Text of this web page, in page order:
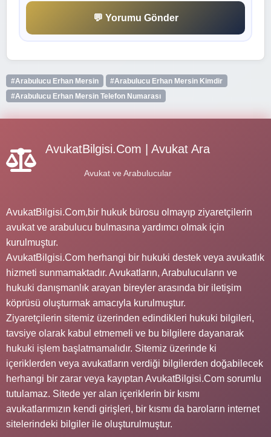
💬 Yorumu Gönder
#Arabulucu Erhan Mersin
#Arabulucu Erhan Mersin Kimdir
#Arabulucu Erhan Mersin Telefon Numarası
AvukatBilgisi.Com | Avukat Ara
Avukat ve Arabulucular
AvukatBilgisi.Com,bir hukuk bürosu olmayıp ziyaretçilerin
avukat ve arabulucu bulmasına yardımcı olmak için
kurulmuştur.
AvukatBilgisi.Com herhangi bir hukuki destek veya avukatlık
hizmeti sunmamaktadır. Avukatların, Arabulucuların ve
hukuki danışmanlık arayan bireyler arasında bir iletişim
köprüsü oluşturmak amacıyla kurulmuştur.
Ziyaretçilerin sitemiz üzerinden edindikleri hukuki bilgileri,
tavsiye olarak kabul etmemeli ve bu bilgilere dayanarak
hukuki işlem başlatmamalıdır. Sitemiz üzerinde ki
içeriklerden veya avukatların verdiği bilgilerden doğabilecek
herhangi bir zarar veya kayıptan AvukatBilgisi.Com sorumlu
tutulamaz. Sitede yer alan içeriklerin bir kısmı
avukatlarımızın kendi girişleri, bir kısmı da baroların internet
sitelerindeki bilgiler ile oluşturulmuştur.